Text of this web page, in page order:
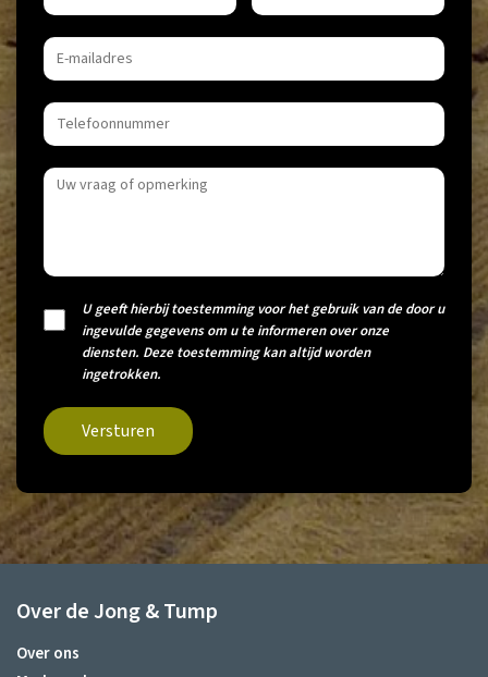
U geeft hierbij toestemming voor het gebruik van de door u
ingevulde gegevens om u te informeren over onze
diensten. Deze toestemming kan altijd worden
ingetrokken.
Versturen
Over de Jong & Tump
Over ons